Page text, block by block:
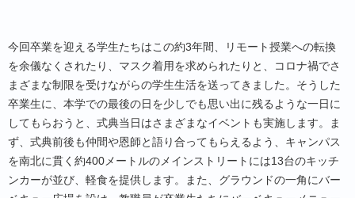
今回卒業を迎える学生たちはこの約3年間、リモート授業への転換
を余儀なくされたり、マスク着用を求められたりと、コロナ禍でさ
まざまな制限を受けながらの学生生活を送ってきました。そうした
卒業生に、本学での最後の日を少しでも思い出に残るような一日に
してもらおうと、式典当日はさまざまなイベントも実施します。ま
ず、式典前後も仲間や恩師と語り合ってもらえるよう、キャンパス
を南北に貫く約400メートルのメインストリートには13台のキッチ
ンカーが並び、軽食を提供します。また、グラウンドの一角にバー